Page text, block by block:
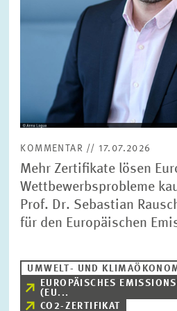
KOMMENTAR // 17.07.2026
Mehr Zertifikate lösen
Wettbewerbsprobleme
Prof. Dr. Sebastian
für den Europäischen
UMWELT- UND
EUROPÄISCHES
(EU...
CO2-ZERTIFIKAT